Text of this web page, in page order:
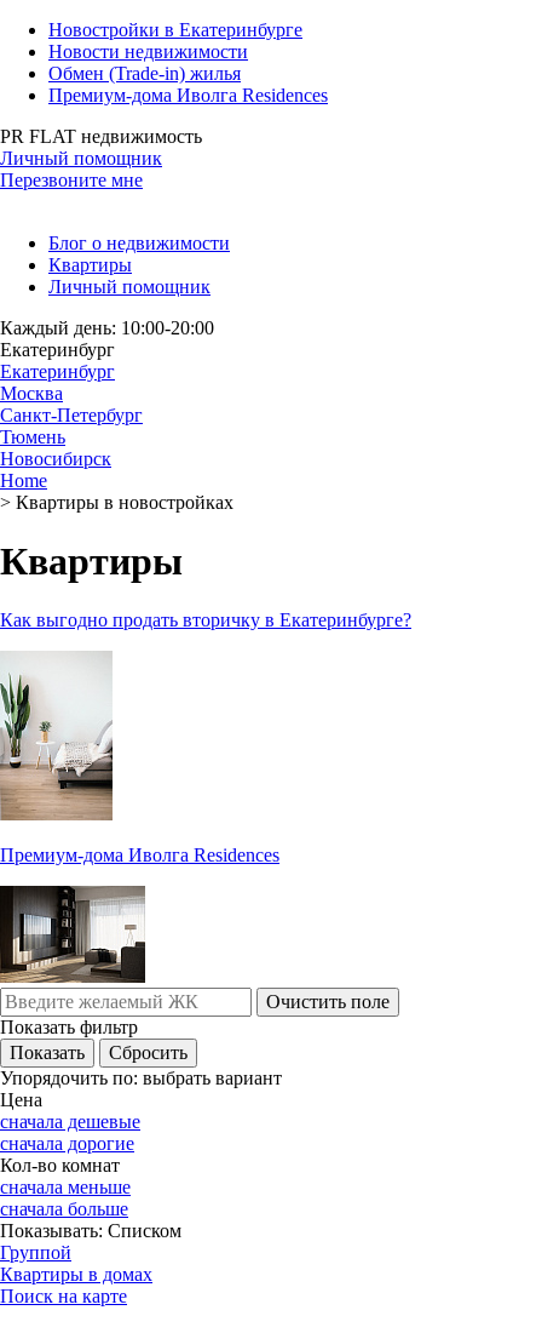
Новостройки в Екатеринбурге
Новости недвижимости
Обмен (Trade-in) жилья
Премиум-дома Иволга Residences
PR FLAT недвижимость
Личный помощник
Перезвоните мне
Блог о недвижимости
Квартиры
Личный помощник
Каждый день: 10:00-20:00
Екатеринбург
Екатеринбург
Москва
Санкт-Петербург
Тюмень
Новосибирск
Home
> Квартиры в новостройках
Квартиры
Как выгодно продать вторичку в Екатеринбурге?
Премиум-дома Иволга Residences
Очистить поле
Показать фильтр
Упорядочить по: выбрать вариант
Цена
сначала дешевые
сначала дорогие
Кол-во комнат
сначала меньше
сначала больше
Показывать: Списком
Группой
Квартиры в домах
Поиск на карте